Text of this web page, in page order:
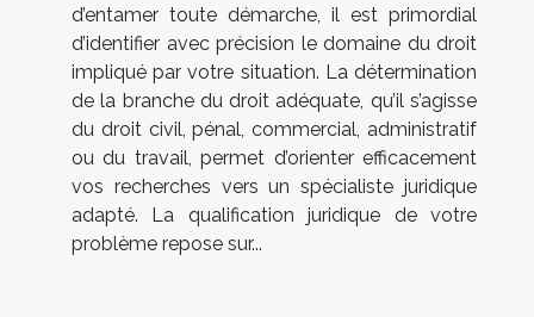
d’entamer toute démarche, il est primordial
d’identifier avec précision le domaine du droit
impliqué par votre situation. La détermination
de la branche du droit adéquate, qu’il s’agisse
du droit civil, pénal, commercial, administratif
ou du travail, permet d’orienter efficacement
vos recherches vers un spécialiste juridique
adapté. La qualification juridique de votre
problème repose sur...